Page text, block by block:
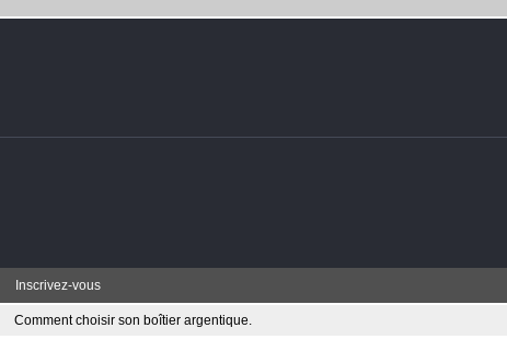
Inscrivez-vous
Comment choisir son boîtier argentique.